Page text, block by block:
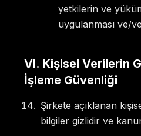
yetkilerin ve
uygulanması ve/
VI. Kişisel Verilerin
İşleme Güvenliği
Şirkete açıklanan
bilgiler gizlidir ve